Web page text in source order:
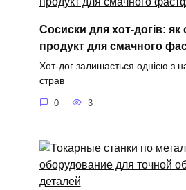
Сосиски для хот-догів: як
продукт для смачного
Хот-дог залишається однією з
страв
0 3